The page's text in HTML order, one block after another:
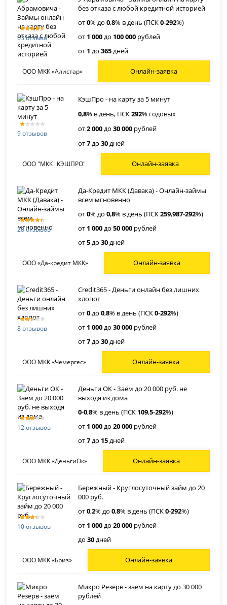
63 отзыва
без отказа с любой кредитной историей
от0% до0,8% в день (ПСК0-292%)
от 1 000до 100 000 рублей
от 1 до365дней
ООО МКК «Алистар» Онлайн-заявка
9 отзывов
КэшПро - на карту за 5 минут
0,8% в день, ПСК292% годовых
от2 000до30 000 рублей
от7до30дней
ООО "МКК "КЭШПРО" Онлайн-заявка
28 отзывов
Да-Кредит МКК (Давака) - Онлайн-займы
всем мгновенно
от0% до0,8% в день (ПСК259,987-292%)
от 1 000до50 000 рублей
от5до30дней
ООО «Да-кредит МКК» Онлайн-заявка
8 отзывов
Credit365 - Деньги онлайн без лишних
хлопот
от0до0,8% в день (ПСК0-292%)
от 1 000до30 000 рублей
от7до30дней
ООО МКК «Чемергес» Онлайн-заявка
12 отзывов
Деньги ОК - Заём до 20 000 руб. не
выходя из дома
0-0,8% в день (ПСК 109,5-292%)
от 1 000до20 000 рублей
от7до 15дней
ООО МКК «ДеньгиОк» Онлайн-заявка
10 отзывов
Бережный - Круглосуточный займ до 20
000 руб.
от0,2% до0,8% в день (ПСК0-292%)
от 1 000до20 000 рублей
до30дней
ООО МКК «Бриз» Онлайн-заявка
Микро Резерв - заём на карту до 30 000
рублей